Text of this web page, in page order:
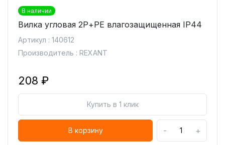
В наличии
Вилка угловая 2Р+РЕ влагозащищенная IP44
Артикул : 140612
Производитель : REXANT
208 ₽
Купить в 1 клик
В корзину - +